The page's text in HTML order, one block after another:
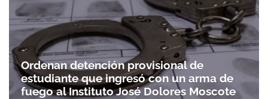
Ordenan detención provisional de
estudiante que ingresó con un arma de
fuego al Instituto José Dolores Moscote